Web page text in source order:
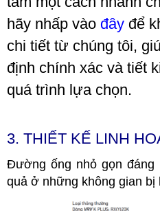
hãy nhấp vào đây để
chi tiết từ chúng tôi,
định chính xác và tiết
quá trình lựa chọn.
3. THIẾT KẾ LINH
Đường ống nhỏ gọn đáng
quả ở những không gian bị